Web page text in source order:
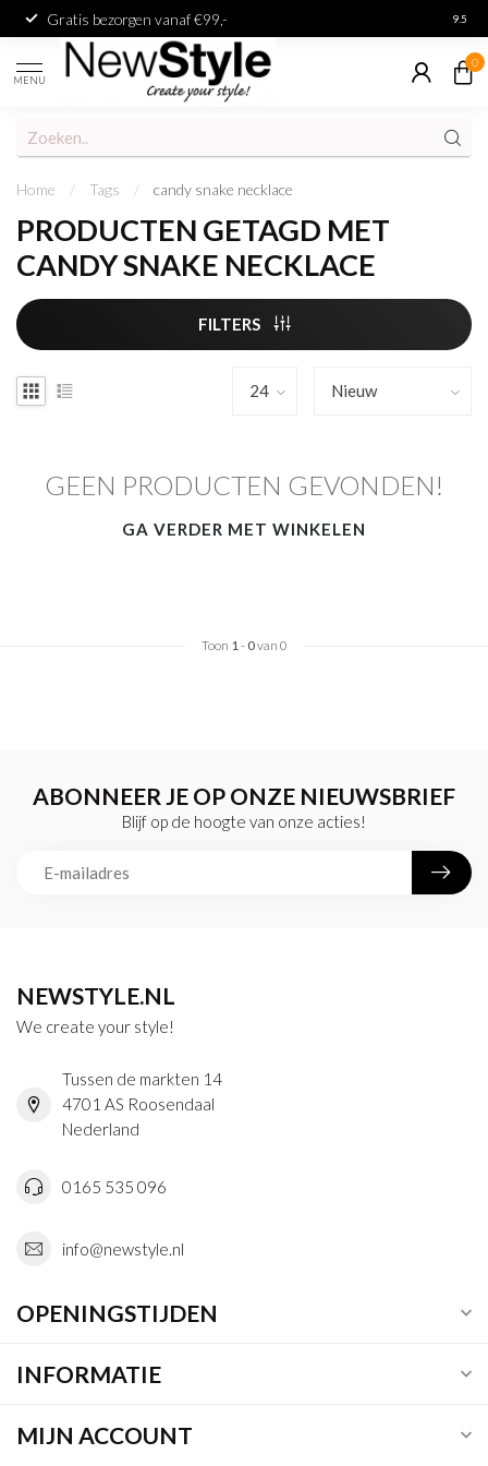
Gratis bezorgen vanaf €99,- 9.5
MENU
0
Home / Tags / candy snake necklace
PRODUCTEN GETAGD MET
CANDY SNAKE NECKLACE
FILTERS
GEEN PRODUCTEN GEVONDEN!
GA VERDER MET WINKELEN
Toon 1- 0van 0
ABONNEER JE OP ONZE NIEUWSBRIEF
Blijf op de hoogte van onze acties!
NEWSTYLE.NL
We create your style!
Tussen de markten 14
4701 AS Roosendaal
Nederland
0165 535 096
info@newstyle.nl
OPENINGSTIJDEN
INFORMATIE
MIJN ACCOUNT